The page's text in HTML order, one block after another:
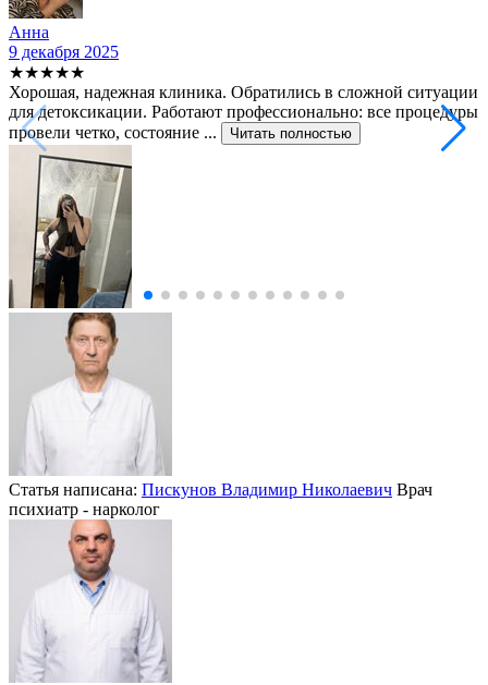
Анна
9 декабря 2025
★★★★★
Хорошая, надежная клиника. Обратились в сложной ситуации
для детоксикации. Работают профессионально: все процедуры
провели четко, состояние ...
Читать полностью
Статья написана: Пискунов Владимир Николаевич Врач
психиатр - нарколог